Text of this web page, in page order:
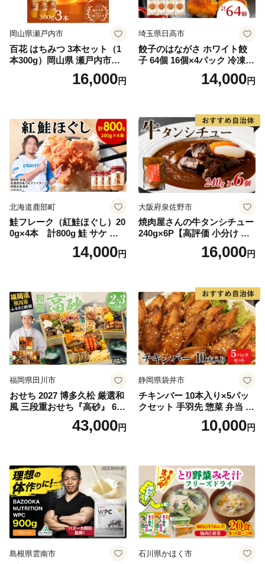
岡山県瀬戸内市
百花 はちみつ 3本セット（1
本300g）岡山県 瀬戸内市産
石黒農園 ヨーグルト パン 砂
糖の代わり 香り高い いい香
16,000円
埼玉県日高市
餃子のはながさ ホワイト餃
子 64個 16個×4パック 冷凍
中華 点心 B級グルメ ご当地
野菜 おつまみ おかず 簡単調
ー ギフト お取り寄せ 日高市
14,000円
北海道鹿部町
鮭フレーク（紅鮭ほぐし）20
0g×4本 計800g 鮭 サケ 鮭
ほぐし サケフレーク シャケ
フレーク 鮭フレーク14,000円
大阪府泉佐野市
焼肉屋さんの牛タンシチュー
240g×6P【高評価 小分け 惣
菜 牛たん 一人暮らし 冷凍】
16,000円
福岡県田川市
おせち 2027 博多久松 厳選和
風 三段重おせち『高砂』 6.5
寸 3段重 2～3人前 おせち料
理 重箱 お正月 冷凍おせち 縁
ち 本格おせち おせち予約 年
末 年始 お取り寄せ 新春 贅沢
おせち こだわりおせち 惣菜
老舗おせち ふるさと納税お
せち 御節 お節料理 正月 調理
不要 おせち料理2027
43,000円
静岡県袋井市
チキンバー 10本入り×5パッ
クセット 手羽先 惣菜 弁当 お
かず お酒 おつまみ ギフト キ
ャンプ アウトドア キャンプ
10,000円
島根県雲南市 石川県かほく市